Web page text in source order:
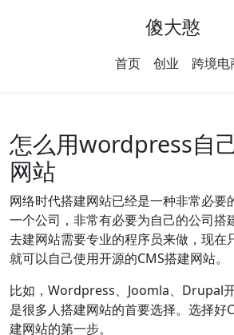
傻大憨
首页 创业 跨境电
怎么用wordpress自
网站
网络时代搭建网站已经是一种非常必要
一个公司，非常有必要为自己的公司搭
去建网站需要专业的程序员来做，现在
就可以自己使用开源的CMS搭建网站。
比如，Wordpress、Joomla、Drupal
是很多人搭建网站的首要选择。选择好
建网站的第一步。